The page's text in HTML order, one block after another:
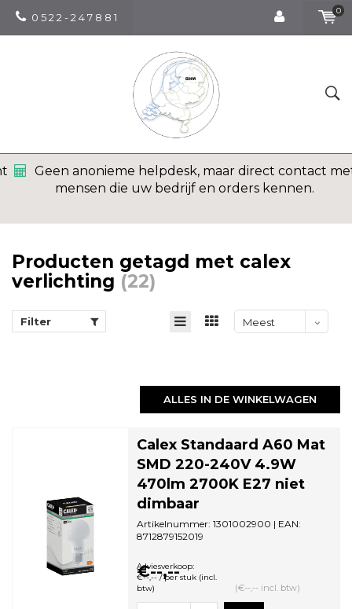
0 5 2 2 - 2 4 7 8 8 1
0
Geen anonieme helpdesk, maar direct contact met
mensen die uw bedrijf en orders kennen.
Producten getagd met calex
verlichting (22)
Filter
Meest
ALLES IN DE WINKELWAGEN
Calex Standaard A60 Mat
SMD 220-240V 4.9W
470lm 2700K E27 niet
dimbaar
Artikelnummer: 1301002900 | EAN:
8712879152019
€--,--
Adviesverkoop:
€--,-- / per stuk (incl.
btw)
(€--,-- incl. btw)